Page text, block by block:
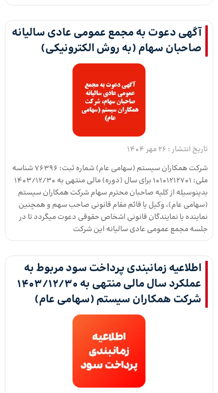
آگهی دعوت به مجمع عمومی عادی سالیانه
صاحبان سهام (به روش الکترونیکی)
تاریخ انتشار : 26 مهر 1404
شرکت همکاران سیستم (سهامی عام) شماره ثبت: 76396 شناسه
ملی: 10101212701 برای سال (دوره) مالی منتهی به 1403/12/30
بدین­وسیله از کلیه صاحبان محترم سهام شرکت همکاران سیستم
(سهامی عام)، وکیل یا قائم مقام قانونی صاحب سهم و همچنین
نماینده یا نمایندگان قانونی اشخاص حقوقی دعوت می­گردد تا در
جلسه مجمع عمومی عادی سالیانه این شرکت
اطلاعیه زمانبندی پرداخت سود مربوط به
عملکرد سال مالی منتهی به ۱۴۰۳/۱۲/۳۰
شرکت همکاران سیستم (سهامی عام)